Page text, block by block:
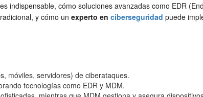
indispensable, cómo soluciones avanzadas como EDR
y cómo un experto en ciberseguridad puede
móviles, servidores) de ciberataques.
tecnologías como EDR y MDM.